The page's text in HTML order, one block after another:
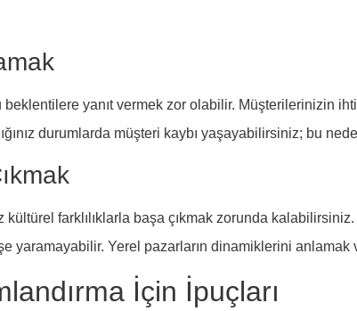
yanıt vermek zor olabilir. Müşterilerinizin
durumlarda müşteri kaybı yaşayabilirsiniz; bu
kültürel farklılıklarla başa çıkmak zorunda
yaramayabilir. Yerel pazarların dinamiklerini
İçin İpuçları